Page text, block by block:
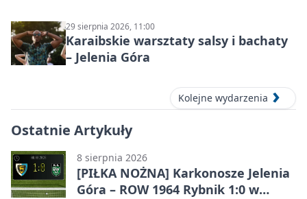
29 sierpnia 2026, 11:00
Karaibskie warsztaty salsy i bachaty
– Jelenia Góra
Kolejne wydarzenia
Ostatnie Artykuły
8 sierpnia 2026
[PIŁKA NOŻNA] Karkonosze Jelenia
Góra – ROW 1964 Rybnik 1:0 w